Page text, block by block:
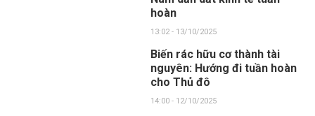
hoàn
13:02 - 13/10/2025
Biến rác hữu cơ thành tài
nguyên: Hướng đi tuần hoàn
cho Thủ đô
14:00 - 12/10/2025